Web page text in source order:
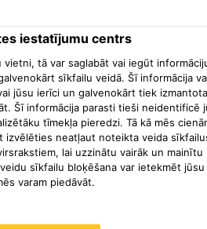
iestatījumu centrs
tā var saglabāt vai iegūt
sīkfailu veidā. Šī informācija
jūsu ierīci un galvenokārt tiek
Šī informācija parasti tieši neidentificē
tīmekļa pieredzi. Tā kā mēs
izvēlēties neatļaut noteikta veida
lai uzzinātu vairāk un mainītu
sīkfailu bloķēšana var ietekmēt
varam piedāvāt.